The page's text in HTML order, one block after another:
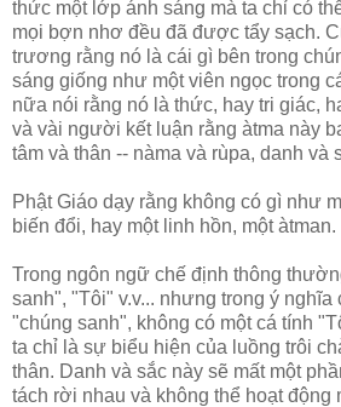
thức một lớp ánh sáng mà ta chỉ có
mọi bợn nhơ đều đã được tẩy sạch.
trương rằng nó là cái gì bên trong
sáng giống như một viên ngọc trong
nữa nói rằng nó là thức, hay tri giác,
và vài người kết luận rằng àtma này
tâm và thân -- nàma và rùpa, danh và
Phật Giáo dạy rằng không có gì như
biến đổi, hay một linh hồn, một àtman.
Trong ngôn ngữ chế định thông
sanh", "Tôi" v.v... nhưng trong ý nghĩa
"chúng sanh", không có một cá tính
ta chỉ là sự biểu hiện của luồng trôi
thân. Danh và sắc này sẽ mất một
tách rời nhau và không thể hoạt động